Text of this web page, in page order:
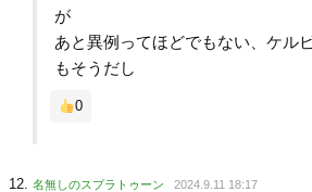
が
あと異例ってほどでもない、ケル
もそうだし
0
名無しのスプラトゥーン 2024.9.11 18:17